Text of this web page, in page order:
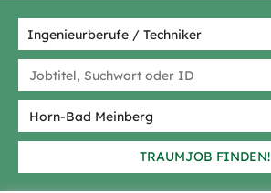
TRAUMJOB FINDEN!